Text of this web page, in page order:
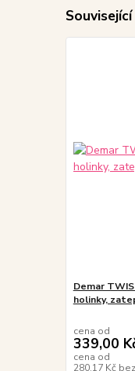
Demar
holinky,
cena od
339,00
cena od
280,17 Kč